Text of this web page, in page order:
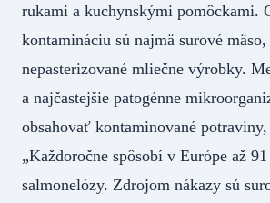
rukami a kuchynskými pomôckami.
kontamináciu sú najmä surové
nepasterizované mliečne výrobky.
a najčastejšie patogénne
obsahovať kontaminované
„Každoročne spôsobí v Európe až
salmonelózy. Zdrojom nákazy sú